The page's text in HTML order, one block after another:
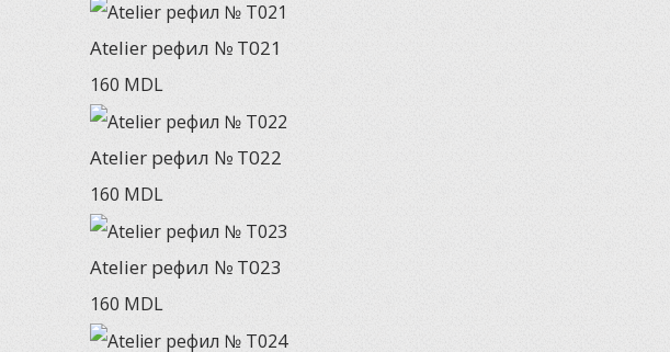
Atelier рефил № T021
160 MDL
Atelier рефил № T022
160 MDL
Atelier рефил № T023
160 MDL